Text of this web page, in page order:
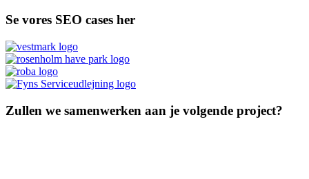
Se vores SEO cases her
Zullen we samenwerken aan je volgende project?